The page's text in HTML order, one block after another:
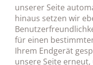
unserer Seite
hinaus setzen wir
für einen
Ihrem Endgerät
unsere Seite